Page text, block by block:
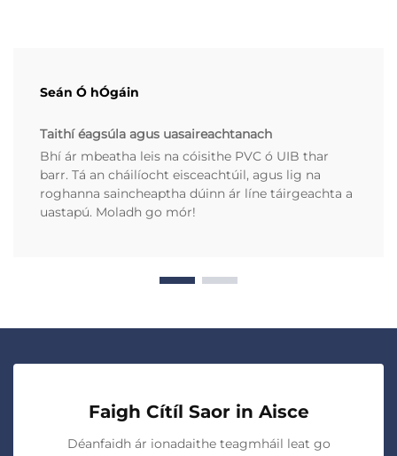
Seán Ó hÓgáin
Taithí éagsúla agus uasaireachtanach
Bhí ár mbeatha leis na cóisithe PVC ó UIB thar
barr. Tá an cháilíocht eisceachtúil, agus lig na
roghanna saincheaptha dúinn ár líne táirgeachta a
uastapú. Moladh go mór!
Faigh Cítíl Saor in Aisce
Déanfaidh ár ionadaithe teagmháil leat go